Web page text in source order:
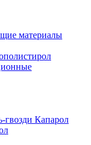
материалы
гвозди Капарол